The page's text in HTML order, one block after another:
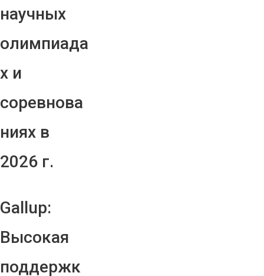
научных
олимпиада
х и
соревнова
ниях в
2026 г.
Gallup:
Высокая
поддержк